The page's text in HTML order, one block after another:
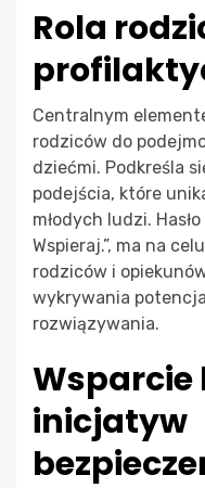
Rola
Centralnym
rodziców do
dziećmi. Podkreśla
podejścia, które
młodych ludzi.
Wspieraj.”, ma na
rodziców i
wykrywania
rozwiązywania.
inicjatyw